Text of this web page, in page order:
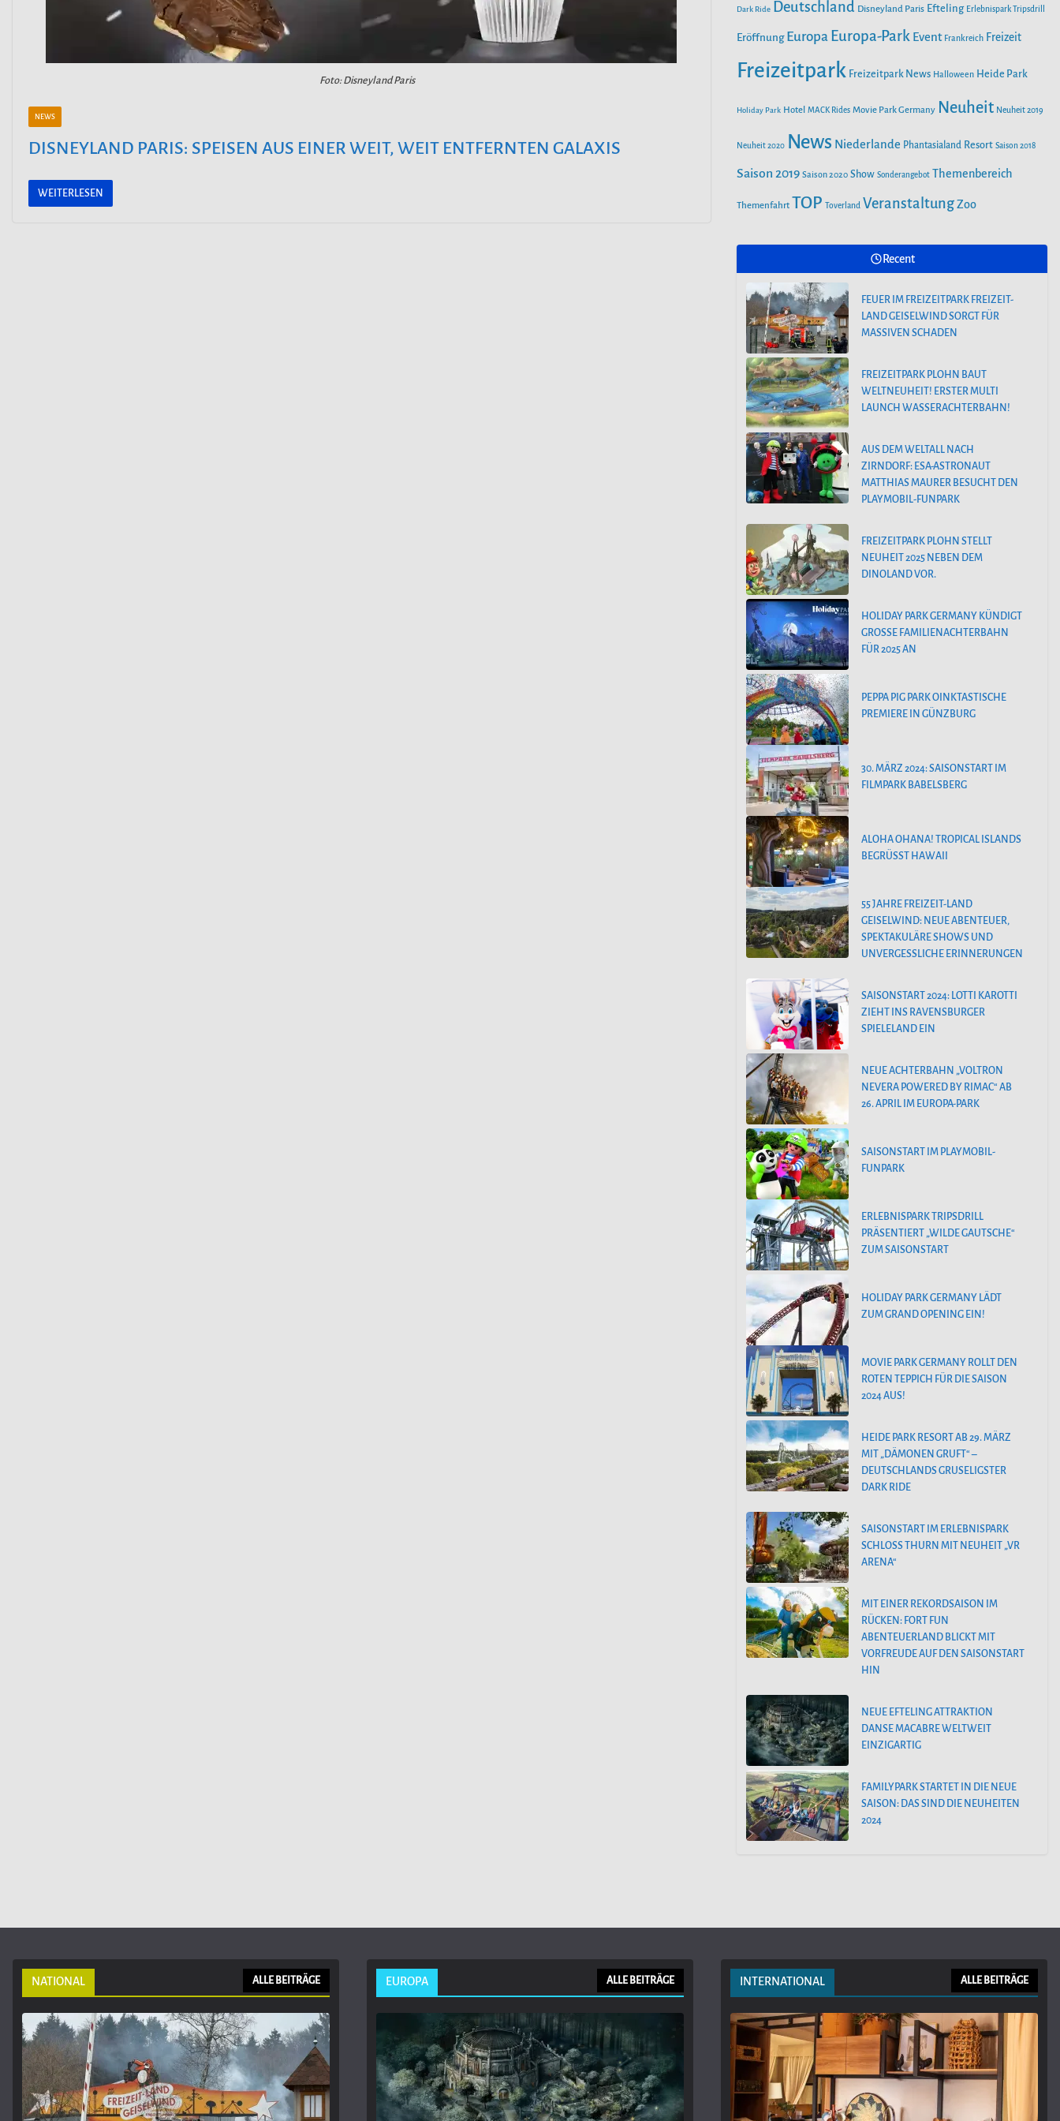
Foto: Disneyland Paris
NEWS
DISNEYLAND PARIS: SPEISEN AUS EINER WEIT, WEIT ENTFERNTEN GALAXIS
WEITERLESEN
n
o
r
e
Dark Ride Deutschland Disneyland Paris Efteling Erlebnispark Tripsdrill
Eröffnung Europa Europa-Park Event Frankreich Freizeit
Freizeitpark Freizeitpark News Halloween Heide Park
Holiday Park Hotel MACK Rides Movie Park Germany Neuheit Neuheit 2019
Neuheit 2020 News Niederlande Phantasialand Resort Saison 2018
Saison 2019 Saison 2020 Show Sonderangebot Themenbereich
Themenfahrt TOP Toverland Veranstaltung Zoo
Recent
FEUER IM FREIZEITPARK FREIZEIT-
LAND GEISELWIND SORGT FÜR
MASSIVEN SCHADEN
FREIZEITPARK PLOHN BAUT
WELTNEUHEIT! ERSTER MULTI
LAUNCH WASSERACHTERBAHN!
AUS DEM WELTALL NACH
ZIRNDORF: ESA-ASTRONAUT
MATTHIAS MAURER BESUCHT DEN
PLAYMOBIL-FUNPARK
FREIZEITPARK PLOHN STELLT
NEUHEIT 2025 NEBEN DEM
DINOLAND VOR.
HOLIDAY PARK GERMANY KÜNDIGT
GROSSE FAMILIENACHTERBAHN F
ÜR 2025 AN
PEPPA PIG PARK OINKTASTISCHE
PREMIERE IN GÜNZBURG
30. MÄRZ 2024: SAISONSTART IM
FILMPARK BABELSBERG
ALOHA OHANA! TROPICAL ISLANDS
BEGRÜSST HAWAII
55 JAHRE FREIZEIT-LAND
GEISELWIND: NEUE ABENTEUER,
SPEKTAKULÄRE SHOWS UND
UNVERGESSLICHE ERINNERUNGEN
SAISONSTART 2024: LOTTI KAROTTI
ZIEHT INS RAVENSBURGER
SPIELELAND EIN
NEUE ACHTERBAHN „VOLTRON
NEVERA POWERED BY RIMAC“ AB
26. APRIL IM EUROPA-PARK
SAISONSTART IM PLAYMOBIL-
FUNPARK
ERLEBNISPARK TRIPSDRILL
PRÄSENTIERT „WILDE GAUTSCHE“
ZUM SAISONSTART
HOLIDAY PARK GERMANY LÄDT
ZUM GRAND OPENING EIN!
MOVIE PARK GERMANY ROLLT DEN
ROTEN TEPPICH FÜR DIE SAISON
2024 AUS!
HEIDE PARK RESORT AB 29. MÄRZ
MIT „DÄMONEN GRUFT“ –
DEUTSCHLANDS GRUSELIGSTER
DARK RIDE
SAISONSTART IM ERLEBNISPARK
SCHLOSS THURN MIT NEUHEIT „VR
ARENA“
MIT EINER REKORDSAISON IM
RÜCKEN: FORT FUN
ABENTEUERLAND BLICKT MIT
VORFREUDE AUF DEN SAISONSTART
HIN
NEUE EFTELING ATTRAKTION
DANSE MACABRE WELTWEIT
EINZIGARTIG
FAMILYPARK STARTET IN DIE NEUE
SAISON: DAS SIND DIE NEUHEITEN
2024
NATIONAL ALLE BEITRÄGE EUROPA ALLE BEITRÄGE INTERNATIONAL ALLE BEITRÄGE